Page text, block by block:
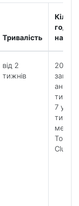
Тривалість
годин
від 2
тижнів
20
7
Tools і
Clubs